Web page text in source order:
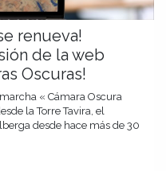
renueva!
de la web
Oscuras!
« Cámara Oscura
la Torre Tavira, el
desde hace más de 30